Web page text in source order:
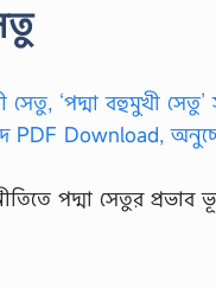
পদ্মা সেতুর প্রভাব